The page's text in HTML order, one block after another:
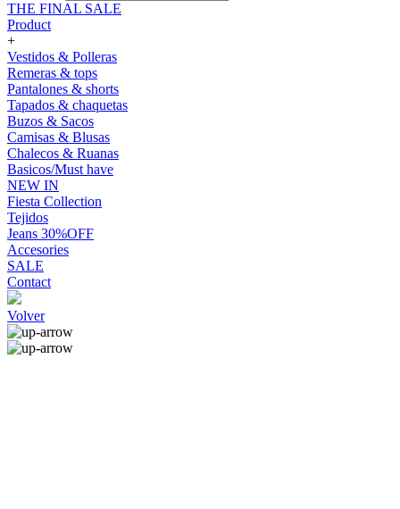
THE FINAL SALE
Product
+
Vestidos & Polleras
Remeras & tops
Pantalones & shorts
Tapados & chaquetas
Buzos & Sacos
Camisas & Blusas
Chalecos & Ruanas
Basicos/Must have
NEW IN
Fiesta Collection
Tejidos
Jeans 30%OFF
Accesories
SALE
Contact
Volver